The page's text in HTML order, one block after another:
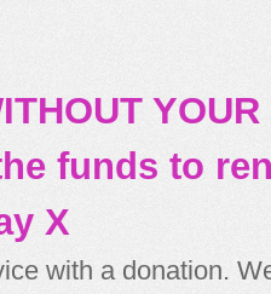
funds to
X
with a donation.